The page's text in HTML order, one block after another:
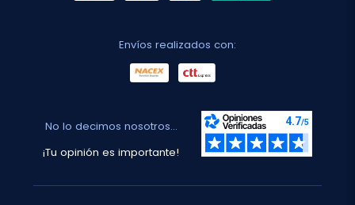
Envíos realizados con:
No lo decimos nosotros...
¡Tu opinión es importante!